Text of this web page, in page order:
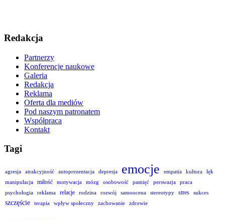
Redakcja
Partnerzy
Konferencje naukowe
Galeria
Redakcja
Reklama
Oferta dla mediów
Pod naszym patronatem
Współpraca
Kontakt
Tagi
agresja atrakcyjność autoprezentacja depresja emocje empatia kultura
lęk
manipulacja
miłość motywacja mózg osobowość pamięć perswazja
praca
psychologia
reklama relacje rodzina rozwój samoocena stereotypy stres sukces
szczęście terapia wpływ społeczny zachowanie zdrowie